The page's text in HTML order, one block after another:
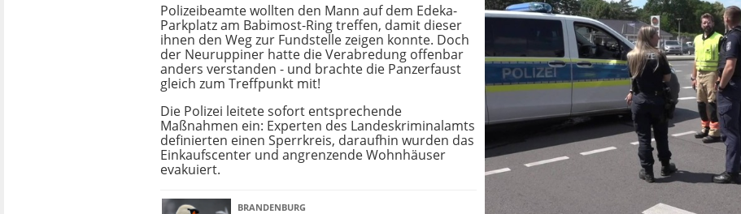
Polizeibeamte wollten den Mann auf dem Edeka-
Parkplatz am Babimost-Ring treffen, damit dieser
ihnen den Weg zur Fundstelle zeigen konnte. Doch
der Neuruppiner hatte die Verabredung offenbar
anders verstanden - und brachte die Panzerfaust
gleich zum Treffpunkt mit!
Die Polizei leitete sofort entsprechende
Maßnahmen ein: Experten des Landeskriminalamts
definierten einen Sperrkreis, daraufhin wurden das
Einkaufscenter und angrenzende Wohnhäuser
evakuiert.
BRANDENBURG